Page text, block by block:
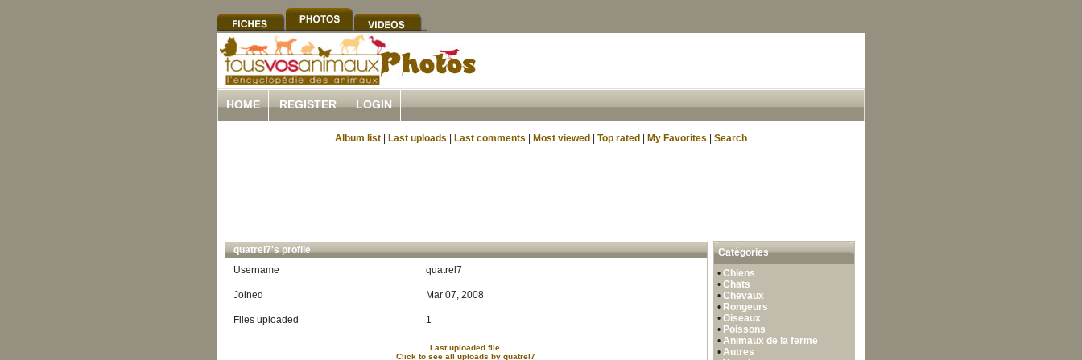
HOME REGISTER LOGIN
Album list Last uploads Last comments Most viewed Top rated My Favorites Search
quatrel7's profile
Username
quatrel7
Joined Mar 07, 2008
Files uploaded 1
Last uploaded file.
Click to see all uploads by quatrel7
Catégories
•Chiens
•Chats
•Chevaux
• Rongeurs
•Oiseaux
• Poissons
• Animaux de la ferme
• Autres